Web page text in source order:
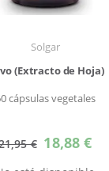
Solgar
(Extracto de Hoja)
cápsulas vegetales
€ Precio
especial
18,88 €